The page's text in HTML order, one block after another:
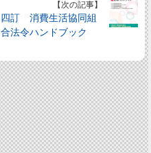
【次の記事】
四訂 消費生活協同組
合法令ハンドブック